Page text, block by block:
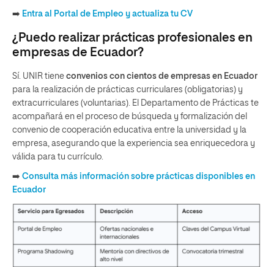
➡️ Entra al Portal de Empleo y actualiza tu CV
¿Puedo realizar prácticas profesionales en
empresas de Ecuador?
Sí. UNIR tiene convenios con cientos de empresas en Ecuador
para la realización de prácticas curriculares (obligatorias) y
extracurriculares (voluntarias). El Departamento de Prácticas te
acompañará en el proceso de búsqueda y formalización del
convenio de cooperación educativa entre la universidad y la
empresa, asegurando que la experiencia sea enriquecedora y
válida para tu currículo.
➡️ Consulta más información sobre prácticas disponibles en
Ecuador